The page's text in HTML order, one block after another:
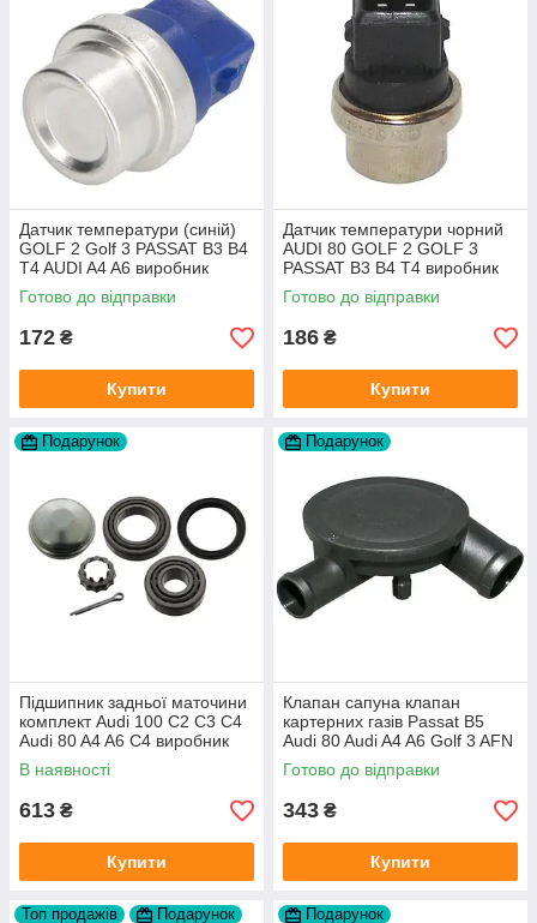
Датчик температури (синій)
GOLF 2 Golf 3 PASSAT B3 B4
T4 AUDI A4 A6 виробник
Topran Німеччина
Готово до відправки
172 ₴
Купити
Датчик температури чорний
AUDI 80 GOLF 2 GOLF 3
PASSAT B3 B4 T4 виробник
TOPRAN Німеччина
Готово до відправки
186 ₴
Купити
Подарунок
Підшипник задньої маточини
комплект Audi 100 C2 C3 C4
Audi 80 A4 A6 C4 виробник
FAG
В наявності
613 ₴
Купити
Подарунок
Клапан сапуна клапан
картерних газів Passat B5
Audi 80 Audi A4 A6 Golf 3 AFN
1Y AAZ 1Z AFF AEY AAZ AHB
AHU
Готово до відправки
343 ₴
Купити
Топ продажів Подарунок Подарунок